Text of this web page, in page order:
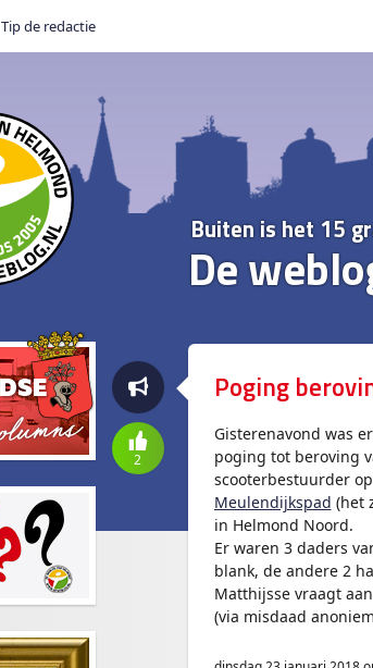
Tip de redactie
Buiten is het 15
De
2
Poging
Gisterenavond was
poging tot beroving
scooterbestuurder
Meulendijkspad (het
in Helmond Noord.
Er waren 3 daders
blank, de andere 2
Matthijsse vraagt
(via misdaad